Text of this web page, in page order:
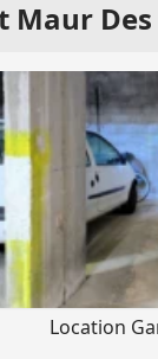
Des
Location